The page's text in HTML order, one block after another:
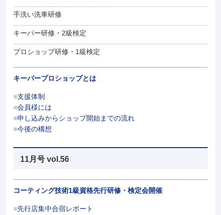
手洗い洗車研修
キーパー研修・2級検定
プロショップ研修・1級検定
キーパープロショップとは
支援体制
会員様には
申し込みからショップ開始までの流れ
今後の構想
11月号 vol.56
コーティング技術1級資格先行研修・検定会開催
先行店集中合宿レポート